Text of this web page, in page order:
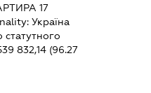
17
Україна
статутного
832,14 (96.27